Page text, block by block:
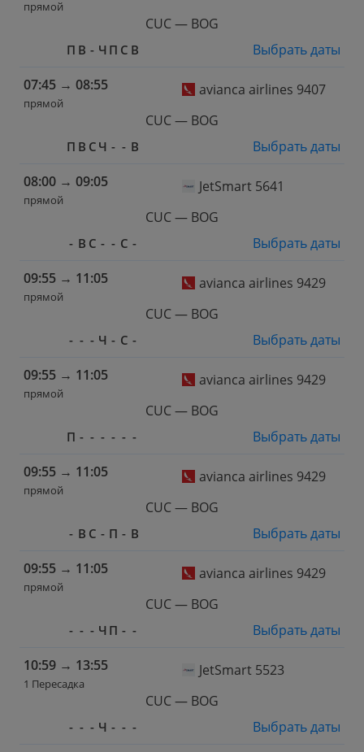
прямой
CUC — BOG
П В - Ч П С В
Выбрать даты
07:45 → 08:55
прямой
avianca airlines 9407
CUC — BOG
П В С Ч - - В
Выбрать даты
08:00 → 09:05
прямой
JetSmart 5641
CUC — BOG
- В С - - С -
Выбрать даты
09:55 → 11:05
прямой
avianca airlines 9429
CUC — BOG
- - - Ч - С -
Выбрать даты
09:55 → 11:05
прямой
avianca airlines 9429
CUC — BOG
П - - - - - -
Выбрать даты
09:55 → 11:05
прямой
avianca airlines 9429
CUC — BOG
- В С - П - В
Выбрать даты
09:55 → 11:05
прямой
avianca airlines 9429
CUC — BOG
- - - Ч П - -
Выбрать даты
10:59 → 13:55
1 Пересадка
JetSmart 5523
CUC — BOG
- - - Ч - - -
Выбрать даты